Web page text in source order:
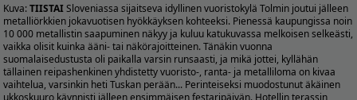
Kuva:TIISTAISloveniassa sijaitseva idyllinen vuoristokylä Tolmin joutui jälleen
metalliörkkien jokavuotisen hyökkäyksen kohteeksi. Pienessä kaupungissa noin
10 000 metallistin saapuminen näkyy ja kuluu katukuvassa melkoisen selkeästi,
vaikka olisit kuinka ääni- tai näkörajoitteinen. Tänäkin vuonna
suomalaisedustusta oli paikalla varsin runsaasti, ja mikä jottei, kyllähän
tällainen reipashenkinen yhdistetty vuoristo-, ranta- ja metalliloma on kivaa
vaihtelua, varsinkin heti Tuskan perään... Perinteiseksi muodostunut äkäinen
ukkoskuuro käynnisti jälleen ensimmäisen festaripäivän. Hotellin terassin